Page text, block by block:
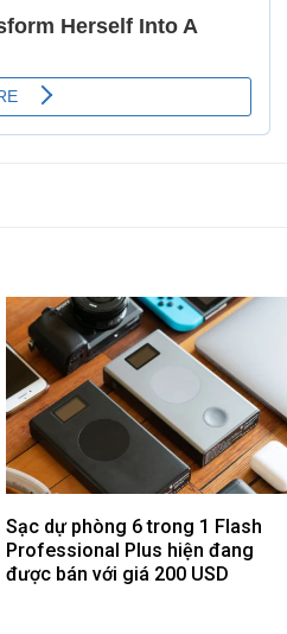
Sạc dự phòng 6 trong 1 Flash
Professional Plus hiện đang
được bán với giá 200 USD